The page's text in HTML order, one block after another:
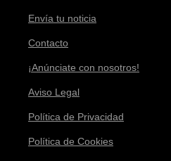
Envía tu noticia
Contacto
¡Anúnciate con nosotros!
Aviso Legal
Política de Privacidad
Política de Cookies